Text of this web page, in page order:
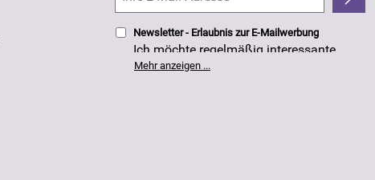
Newsletter - Erlaubnis zur E-Mailwerbung
Ich möchte regelmäßig interessante
Angebote per E-Mail erhalten. Meine E-
Mail-Adresse wird nicht an andere
Mehr anzeigen ...